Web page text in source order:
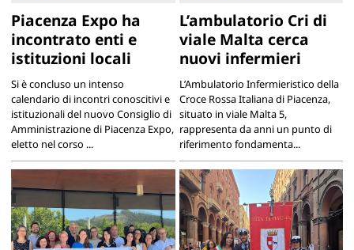
Piacenza Expo ha
incontrato enti e
istituzioni locali
Si è concluso un intenso
calendario di incontri conoscitivi e
istituzionali del nuovo Consiglio di
Amministrazione di Piacenza Expo,
eletto nel corso ...
L’ambulatorio Cri di
viale Malta cerca
nuovi infermieri
L’Ambulatorio Infermieristico della
Croce Rossa Italiana di Piacenza,
situato in viale Malta 5,
rappresenta da anni un punto di
riferimento fondamenta...